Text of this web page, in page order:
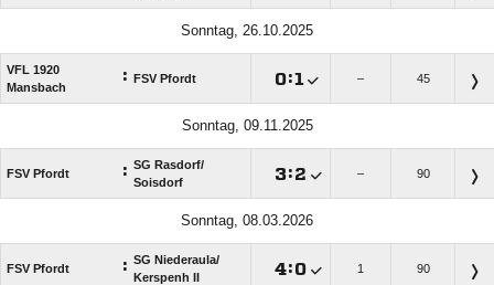
Sonntag, 26.10.2025
VFL 1920
Mansbach
: FSV Pfordt : – 45
Sonntag, 09.11.2025
FSV Pfordt : SG Rasdorf/​
Soisdorf
: – 90
Sonntag, 08.03.2026
FSV Pfordt : SG Niederaula/​
Kerspenh II
: 1 90